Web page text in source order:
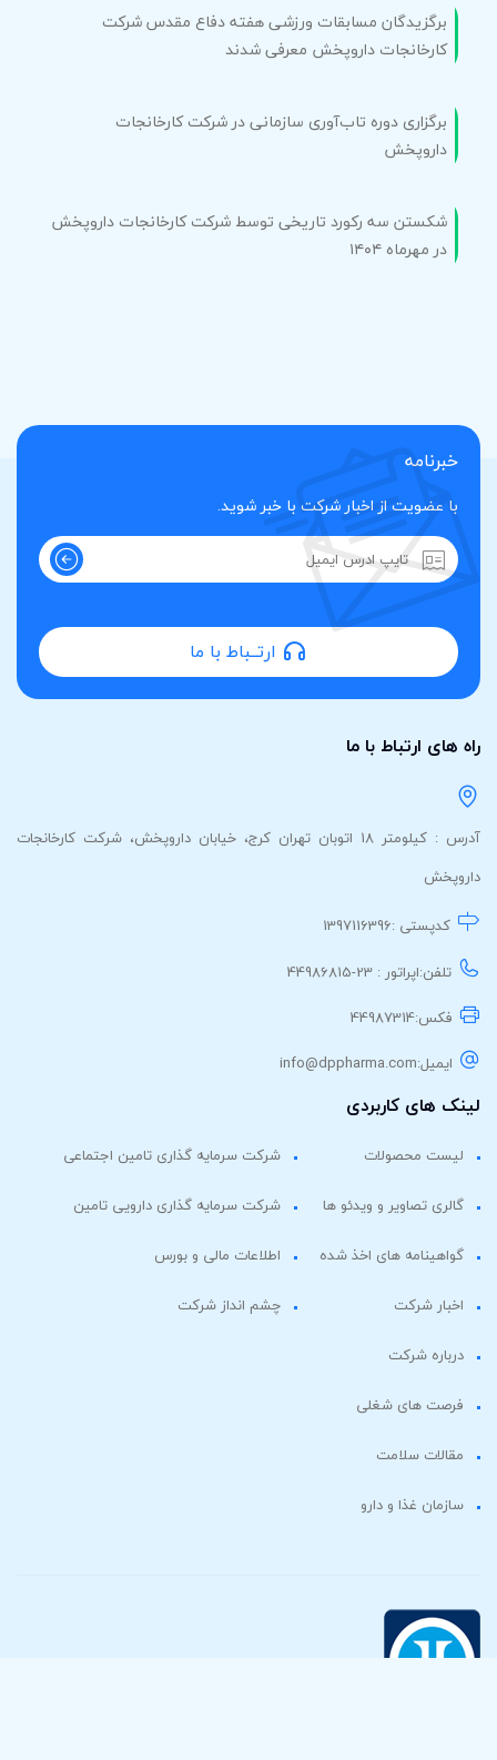
برگزیدگان مسابقات ورزشی هفته دفاع مقدس شرکت
کارخانجات داروپخش معرفی شدند
برگزاری دوره تاب‌آوری سازمانی در شرکت کارخانجات
داروپخش
شکستن سه رکورد تاریخی توسط شرکت کارخانجات داروپخش
در مهرماه ۱۴۰۴
خبرنامه
با عضویت از اخبار شرکت با خبر شوید.
ارتــباط با ما
راه های ارتباط با ما
آدرس : کیلومتر 18 اتوبان تهران کرج، خیابان داروپخش، شرکت کارخانجات
داروپخش
کدپستی : 1397116396
تلفن:اپراتور : 23-44986815
فکس:44987314
ایمیل:info@dppharma.com
لینک های کاربردی
لیست محصولات
گالری تصاویر و ویدئو ها
گواهینامه های اخذ شده
اخبار شرکت
شرکت سرمایه گذاری تامین اجتماعی
شرکت سرمایه گذاری دارویی تامین
اطلاعات مالی و بورس
چشم انداز شرکت
درباره شرکت
فرصت های شغلی
مقالات سلامت
سازمان غذا و دارو